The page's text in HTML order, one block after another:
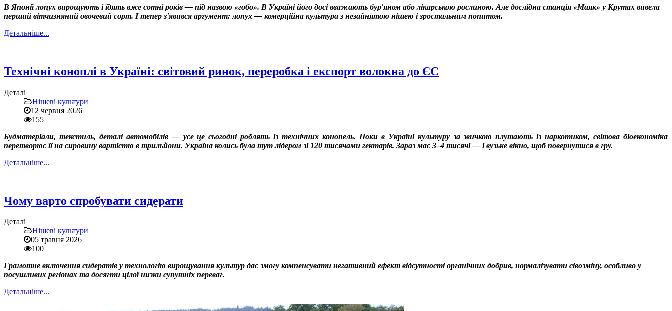
В Японії лопух вирощують і їдять вже сотні років — під назвою «гобо». В Україні його досі вважають бур'яном або лікарською рослиною. Але дослідна станція «Маяк» у Крутах вивела
перший вітчизняний овочевий сорт. І тепер з'явився аргумент: лопух — комерційна культура з незайнятою нішею і зростальним попитом.
Детальніше...
Технічні коноплі в Україні: світовий ринок, переробка і експорт волокна до ЄС
Деталі
Нішеві культури
12 червня 2026
155
Будматеріали, текстиль, деталі автомобілів — усе це сьогодні роблять із технічних конопель. Поки в Україні культуру за звичкою плутають із наркотиком, світова біоекономіка
перетворює її на сировину вартістю в трильйони. Україна колись була тут лідером зі 120 тисячами гектарів. Зараз має 3–4 тисячі — і вузьке вікно, щоб повернутися в гру.
Детальніше...
Чому варто спробувати сидерати
Деталі
Нішеві культури
05 травня 2026
100
Грамотне включення сидератів у технологію вирощування культур дає змогу компенсувати негативний ефект відсутності органічних добрив, нормалізувати сівозміну, особливо у
посушливих регіонах та досягти цілої низки супутніх переваг.
Детальніше...